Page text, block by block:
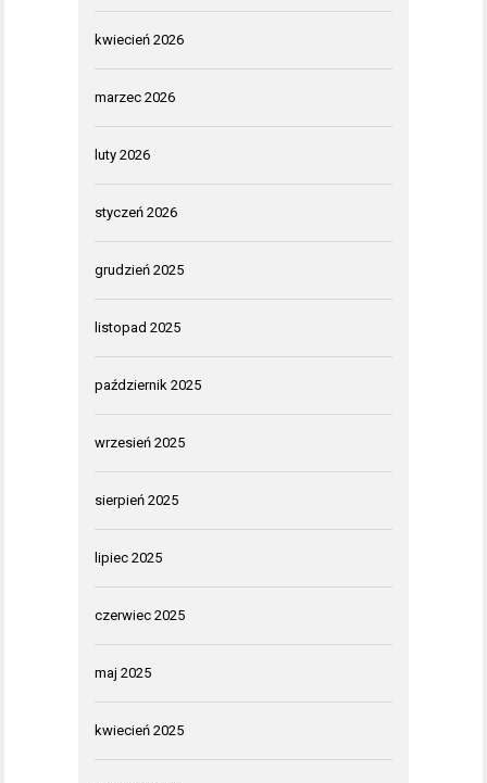
kwiecień 2026
marzec 2026
luty 2026
styczeń 2026
grudzień 2025
listopad 2025
październik 2025
wrzesień 2025
sierpień 2025
lipiec 2025
czerwiec 2025
maj 2025
kwiecień 2025